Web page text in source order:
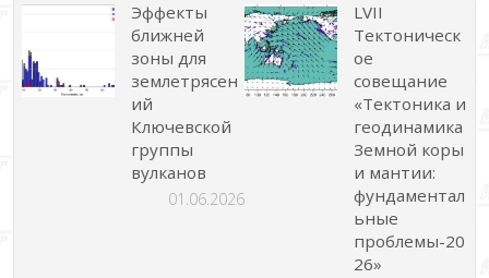
Эффекты
ближней
зоны для
землетрясен
ий
Ключевской
группы
вулканов
01.06.2026
LVII
Тектоническ
ое
совещание
«Тектоника и
геодинамика
Земной коры
и мантии:
фундаментал
ьные
проблемы-20
26»